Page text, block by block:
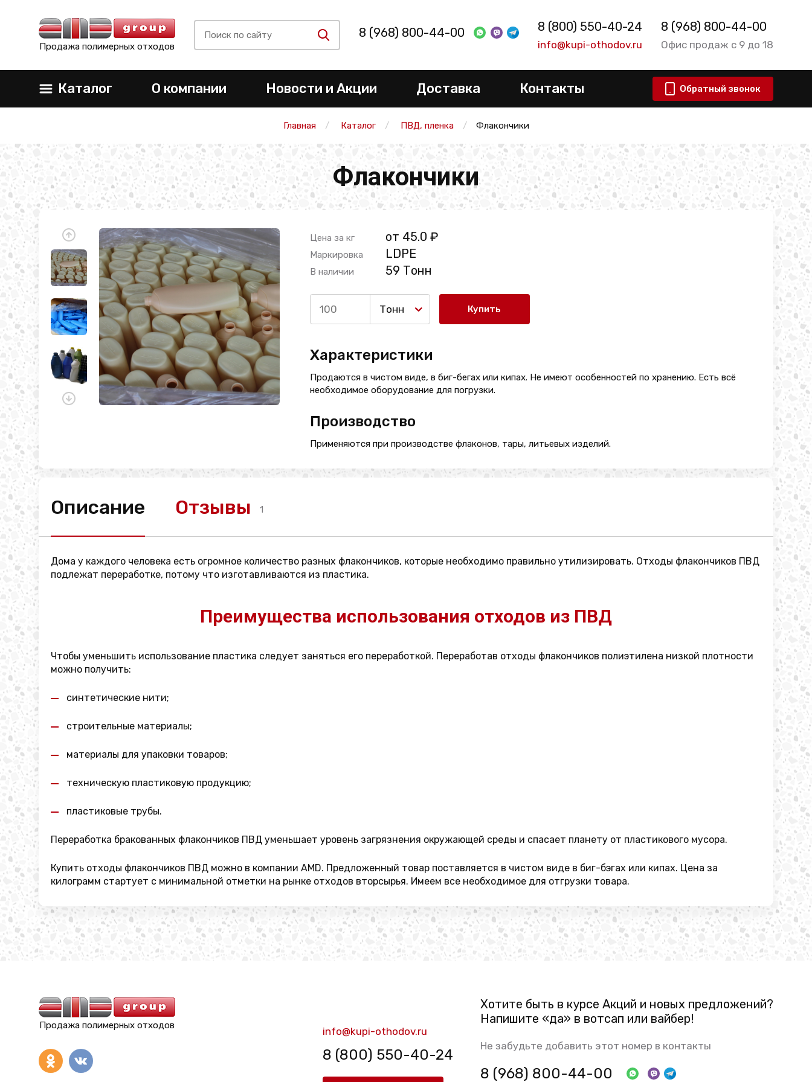
Продажа полимерных отходов
8 (968) 800-44-00 8 (800) 550-40-24
info@kupi-othodov.ru
8 (968) 800-44-00
Офис продаж с 9 до 18
Каталог О компании Новости и Акции Доставка Контакты Обратный звонок
Главная Каталог ПВД, пленка Флакончики
Флакончики
Цена за кг от 45.0 ₽
Маркировка LDPE
В наличии 59 Тонн
Тонн Купить
Характеристики
Продаются в чистом виде, в биг-бегах или кипах. Не имеют особенностей по хранению. Есть всё
необходимое оборудование для погрузки.
Производство
Применяются при производстве флаконов, тары, литьевых изделий.
Описание Отзывы 1
Дома у каждого человека есть огромное количество разных флакончиков, которые необходимо правильно утилизировать. Отходы флакончиков ПВД
подлежат переработке, потому что изготавливаются из пластика.
Преимущества использования отходов из ПВД
Чтобы уменьшить использование пластика следует заняться его переработкой. Переработав отходы флакончиков полиэтилена низкой плотности
можно получить:
синтетические нити;
строительные материалы;
материалы для упаковки товаров;
техническую пластиковую продукцию;
пластиковые трубы.
Переработка бракованных флакончиков ПВД уменьшает уровень загрязнения окружающей среды и спасает планету от пластикового мусора.
Купить отходы флакончиков ПВД можно в компании AMD. Предложенный товар поставляется в чистом виде в биг-бэгах или кипах. Цена за
килограмм стартует с минимальной отметки на рынке отходов вторсырья. Имеем все необходимое для отгрузки товара.
Продажа полимерных отходов info@kupi-othodov.ru
8 (800) 550-40-24
Хотите быть в курсе Акций и новых предложений?
Напишите «да» в вотсап или вайбер!
Не забудьте добавить этот номер в контакты
8 (968) 800-44-00